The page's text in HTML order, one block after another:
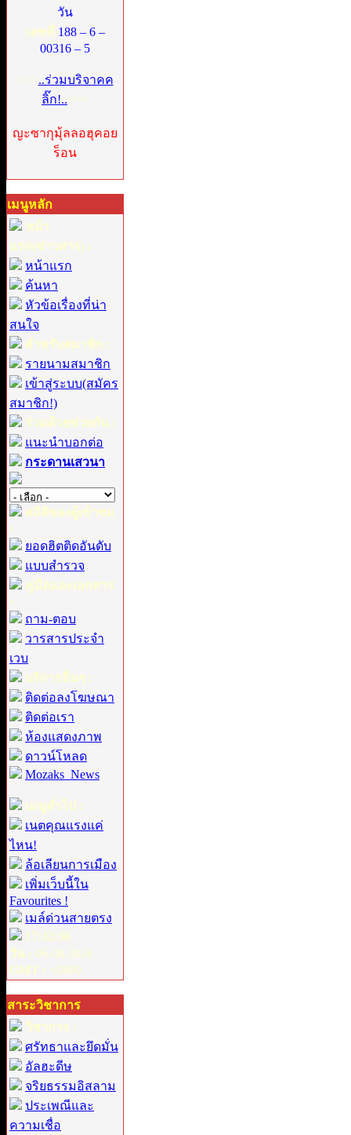
วัน
เลขที่ 188 – 6 –
00316 – 5
>>>..ร่วมบริจาคค
ลิ๊ก!..<<<
ญะซากุมุ้ลลอฮุคอย
ร็อน
เมนูหลัก
หน้า
แรก(ข่าวสาร) :
หน้าแรก
ค้นหา
หัวข้อเรื่องที่น่า
สนใจ
สำหรับสมาชิก :
รายนามสมาชิก
เข้าสู่ระบบ(สมัคร
สมาชิก!)
ร่วมด้วยช่วยกัน :
แนะนำบอกต่อ
กระดานเสวนา
สถิติของผู้เข้าชม
:
ยอดฮิตติดอันดับ
แบบสำรวจ
คู่มือและเอกสาร
:
ถาม-ตอบ
วารสารประจำ
เวบ
บริการอื่นๆ :
ติดต่อลงโฆษณา
ติดต่อเรา
ห้องแสดงภาพ
ดาวน์โหลด
Mozaks_News
เมนูทั่วไป :
เนตคุณแรงแค่
ไหน!
ล้อเลียนการเมือง
เพิ่มเว็บนี้ใน
Favourites !
เมล์ด่วนสายตรง
17:32:36
วัน : 06-08-2026
GMT : +0800
สาระวิชาการ
วิชาการ :
ศรัทธาและยึดมั่น
อัลฮะดีษ
จริยธรรมอิสลาม
ประเพณีและ
ความเชื่อ